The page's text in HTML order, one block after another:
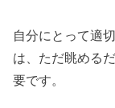
自分にとって適
は、ただ眺める
要です。